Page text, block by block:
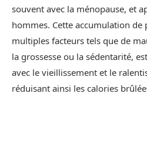
souvent avec la ménopause, et
hommes. Cette accumulation de
multiples facteurs tels que de
la grossesse ou la sédentarité,
avec le vieillissement et le
réduisant ainsi les calories